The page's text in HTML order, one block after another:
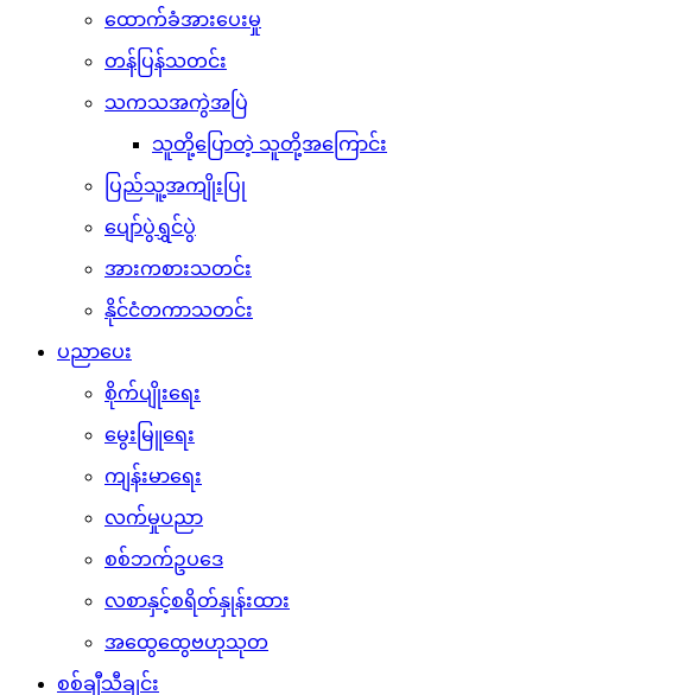
ထောက်ခံအားပေးမှု
တန်ပြန်သတင်း
သကသအကွဲအပြဲ
သူတို့ပြောတဲ့ သူတို့အကြောင်း
ပြည်သူ့အကျိုးပြု
ပျော်ပွဲရွှင်ပွဲ
အားကစားသတင်း
နိုင်ငံတကာသတင်း
ပညာပေး
စိုက်ပျိုးရေး
မွေးမြူရေး
ကျန်းမာရေး
လက်မှုပညာ
စစ်ဘက်ဥပဒေ
လစာနှင့်စရိတ်နှုန်းထား
အထွေထွေဗဟုသုတ
စစ်ချီသီချင်း